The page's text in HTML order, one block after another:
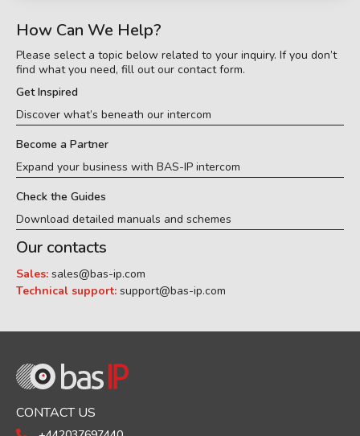
How Can We Help?
Please select a topic below related to your inquiry. If you don’t
find what you need, fill out our contact form.
Get Inspired
Discover what’s beneath our intercom
Become a Partner
Expand your business with BAS-IP intercom
Check the Guides
Download detailed manuals and schemes
Our contacts
Sales: sales@bas-ip.com
Technical support: support@bas-ip.com
CONTACT US